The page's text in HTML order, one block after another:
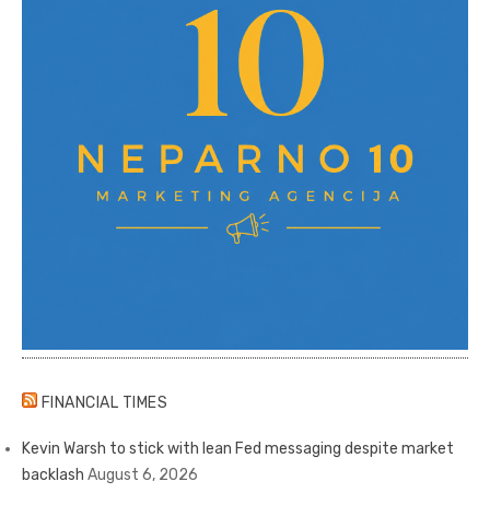
FINANCIAL TIMES
Kevin Warsh to stick with lean Fed messaging despite market
backlash August 6, 2026